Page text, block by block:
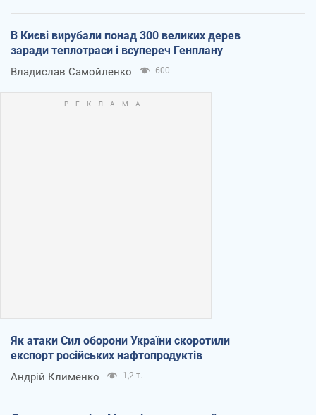
В Києві вирубали понад 300 великих дерев
заради теплотраси і всупереч Генплану
Владислав Самойленко 600
Як атаки Сил оборони України скоротили
експорт російських нафтопродуктів
Андрій Клименко 1,2 т.